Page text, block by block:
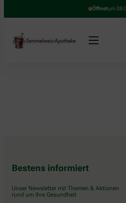
Öffnetum
Bestens informiert
Unser Newsletter mit Themen & Aktionen
rund um Ihre Gesundheit